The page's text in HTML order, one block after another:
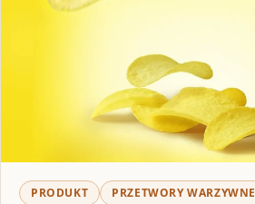
PRODUKT PRZETWORY WARZYWNE